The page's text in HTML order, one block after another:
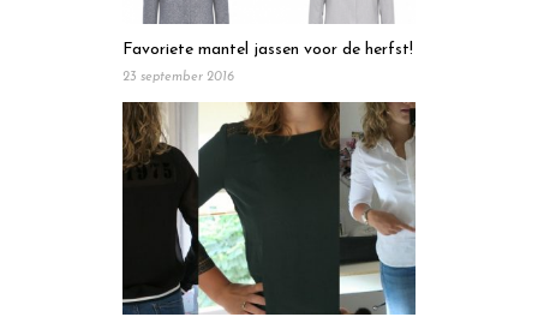
Favoriete mantel jassen voor de herfst!
23 september 2016